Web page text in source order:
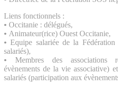
Liens fonctionnels :
• Occitanie : délégués,
• Animateur(rice) Ouest Occitanie,
•Equipe salariée de la
salariés),
• Membres des associations
évènements de la vie associative)
salariés (participation aux